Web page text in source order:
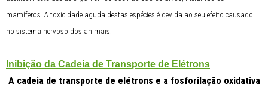
mamíferos. A toxicidade aguda destas espécies é devida ao seu efeito causado
no sistema nervoso dos animais.
Inibição da Cadeia de Transporte de Elétrons
A cadeia de transporte de elétrons e a fosforilação oxidativa